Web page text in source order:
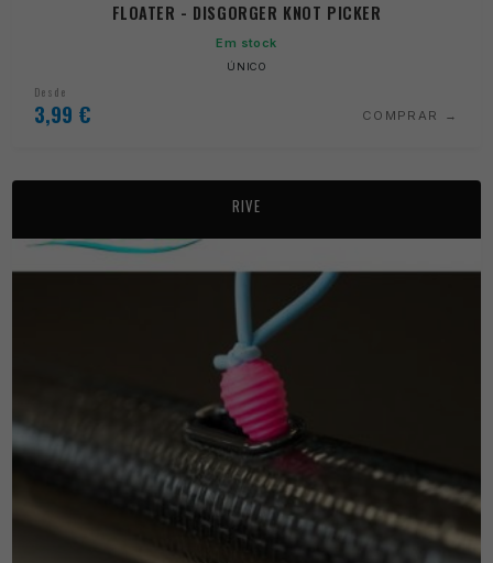
FLOATER - DISGORGER KNOT PICKER
Em stock
ÚNICO
Desde
3,99 € COMPRAR
RIVE